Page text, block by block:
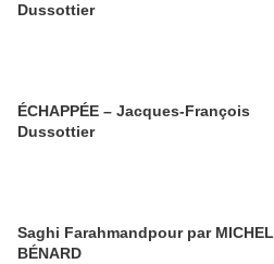
Dussottier
ÉCHAPPÉE – Jacques-François
Dussottier
Saghi Farahmandpour par MICHEL
BÉNARD